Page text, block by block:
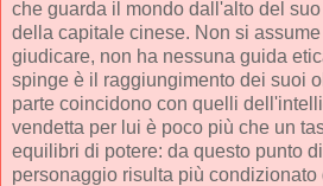
che guarda il mondo dall'alto del
della capitale cinese. Non si
giudicare, non ha nessuna guida
spinge è il raggiungimento dei suoi
parte coincidono con quelli
vendetta per lui è poco più che un
equilibri di potere: da questo punto
personaggio risulta più condizionato